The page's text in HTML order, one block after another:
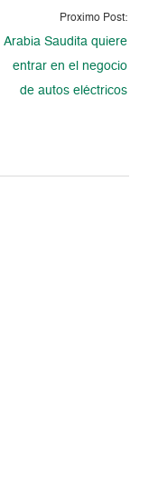
Proximo Post:
Arabia Saudita quiere
entrar en el negocio
de autos eléctricos